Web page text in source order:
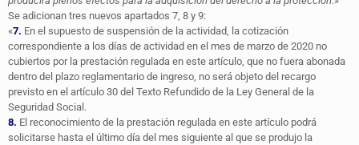
Se adicionan tres nuevos apartados 7, 8 y 9:
«7. En el supuesto de suspensión de la actividad, la cotización
correspondiente a los días de actividad en el mes de marzo de 2020 no
cubiertos por la prestación regulada en este artículo, que no fuera abonada
dentro del plazo reglamentario de ingreso, no será objeto del recargo
previsto en el artículo 30 del Texto Refundido de la Ley General de la
Seguridad Social.
8. El reconocimiento de la prestación regulada en este artículo podrá
solicitarse hasta el último día del mes siguiente al que se produjo la